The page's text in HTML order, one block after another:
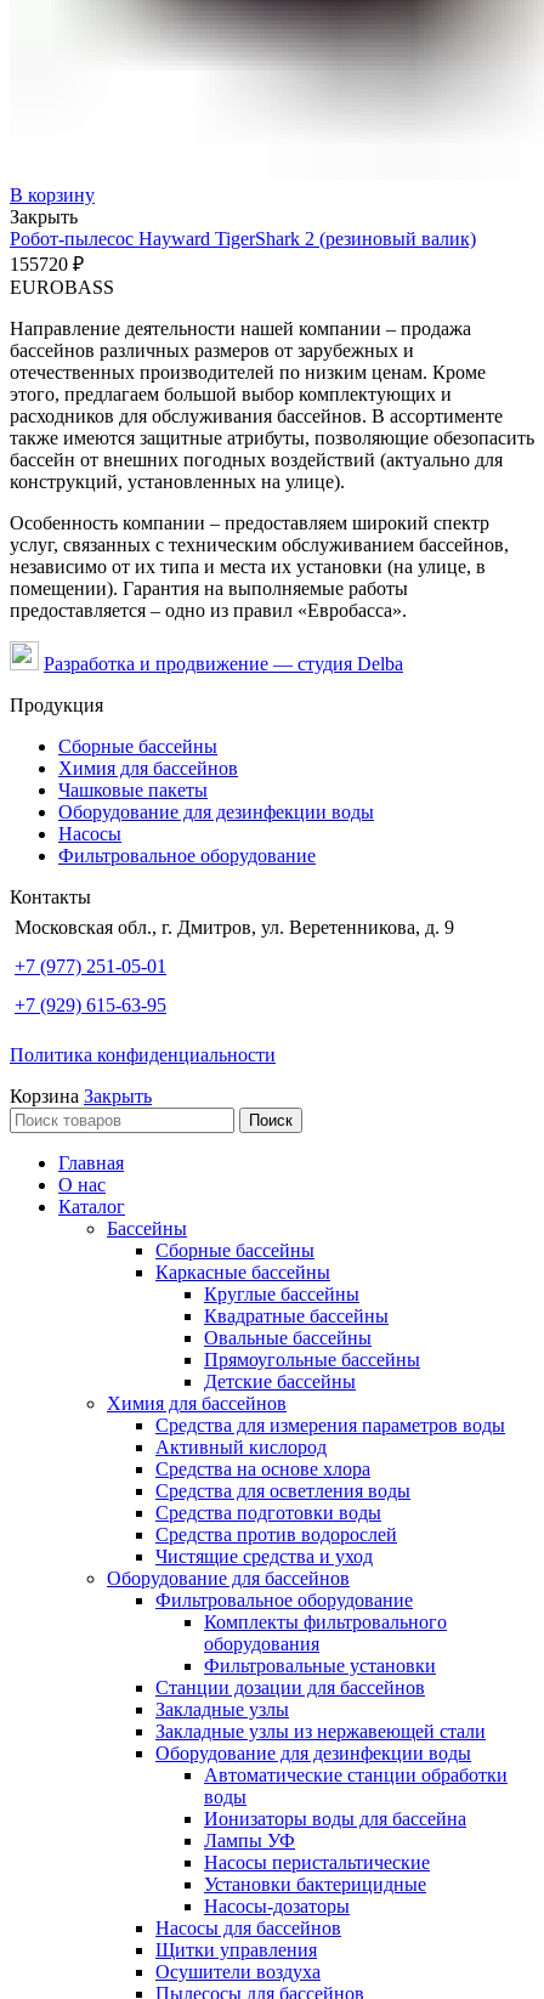
В корзину
Закрыть
Робот-пылесос Hayward TigerShark 2 (резиновый валик)
155720 ₽
EUROBASS
Направление деятельности нашей компании – продажа
бассейнов различных размеров от зарубежных и
отечественных производителей по низким ценам. Кроме
этого, предлагаем большой выбор комплектующих и
расходников для обслуживания бассейнов. В ассортименте
также имеются защитные атрибуты, позволяющие обезопасить
бассейн от внешних погодных воздействий (актуально для
конструкций, установленных на улице).
Особенность компании – предоставляем широкий спектр
услуг, связанных с техническим обслуживанием бассейнов,
независимо от их типа и места их установки (на улице, в
помещении). Гарантия на выполняемые работы
предоставляется – одно из правил «Евробасса».
Разработка и продвижение — студия Delba
Продукция
Сборные бассейны
Химия для бассейнов
Чашковые пакеты
Оборудование для дезинфекции воды
Насосы
Фильтровальное оборудование
Контакты
Московская обл., г. Дмитров, ул. Веретенникова, д. 9
+7 (977) 251-05-01
+7 (929) 615-63-95
Политика конфиденциальности
Корзина Закрыть
Поиск
Главная
О нас
Каталог
Бассейны
Сборные бассейны
Каркасные бассейны
Круглые бассейны
Квадратные бассейны
Овальные бассейны
Прямоугольные бассейны
Детские бассейны
Химия для бассейнов
Средства для измерения параметров воды
Активный кислород
Средства на основе хлора
Средства для осветления воды
Средства подготовки воды
Средства против водорослей
Чистящие средства и уход
Оборудование для бассейнов
Фильтровальное оборудование
Комплекты фильтровального
оборудования
Фильтровальные установки
Станции дозации для бассейнов
Закладные узлы
Закладные узлы из нержавеющей стали
Оборудование для дезинфекции воды
Автоматические станции обработки
воды
Ионизаторы воды для бассейна
Лампы УФ
Насосы перистальтические
Установки бактерицидные
Насосы-дозаторы
Насосы для бассейнов
Щитки управления
Осушители воздуха
Пылесосы для бассейнов